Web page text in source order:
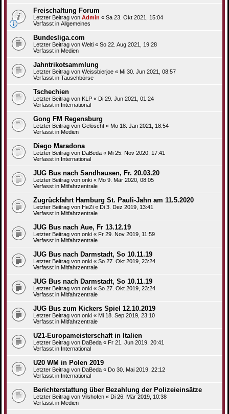
Freischaltung Forum
Letzter Beitrag von Admin « Sa 23. Okt 2021, 15:04
Verfasst in Allgemeines
Bundesliga.com
Letzter Beitrag von Welti « So 22. Aug 2021, 19:28
Verfasst in Medien
Jahntrikotsammlung
Letzter Beitrag von Weissbierjoe « Mi 30. Jun 2021, 08:57
Verfasst in Tauschbörse
Tschechien
Letzter Beitrag von KLP « Di 29. Jun 2021, 01:24
Verfasst in International
Gong FM Regensburg
Letzter Beitrag von Gelöscht « Mo 18. Jan 2021, 18:54
Verfasst in Medien
Diego Maradona
Letzter Beitrag von DaBeda « Mi 25. Nov 2020, 17:41
Verfasst in International
JUG Bus nach Sandhausen, Fr. 20.03.20
Letzter Beitrag von onki « Mo 9. Mär 2020, 08:05
Verfasst in Mitfahrzentrale
Zugrückfahrt Hamburg St. Pauli-Jahn am 11.5.2020
Letzter Beitrag von HeZi « Di 3. Dez 2019, 13:41
Verfasst in Mitfahrzentrale
JUG Bus nach Aue, Fr 13.12.19
Letzter Beitrag von onki « Fr 29. Nov 2019, 11:59
Verfasst in Mitfahrzentrale
JUG Bus nach Darmstadt, So 10.11.19
Letzter Beitrag von onki « So 27. Okt 2019, 23:24
Verfasst in Mitfahrzentrale
JUG Bus nach Darmstadt, So 10.11.19
Letzter Beitrag von onki « So 27. Okt 2019, 23:24
Verfasst in Mitfahrzentrale
JUG Bus zum Kickers Spiel 12.10.2019
Letzter Beitrag von onki « Mi 18. Sep 2019, 23:10
Verfasst in Mitfahrzentrale
U21-Europameisterschaft in Italien
Letzter Beitrag von DaBeda « Fr 21. Jun 2019, 20:41
Verfasst in International
U20 WM in Polen 2019
Letzter Beitrag von DaBeda « Do 30. Mai 2019, 22:12
Verfasst in International
Berichterstattung über Bezahlung der Polizeieinsätze
Letzter Beitrag von Vilshofen « Di 26. Mär 2019, 10:38
Verfasst in Medien